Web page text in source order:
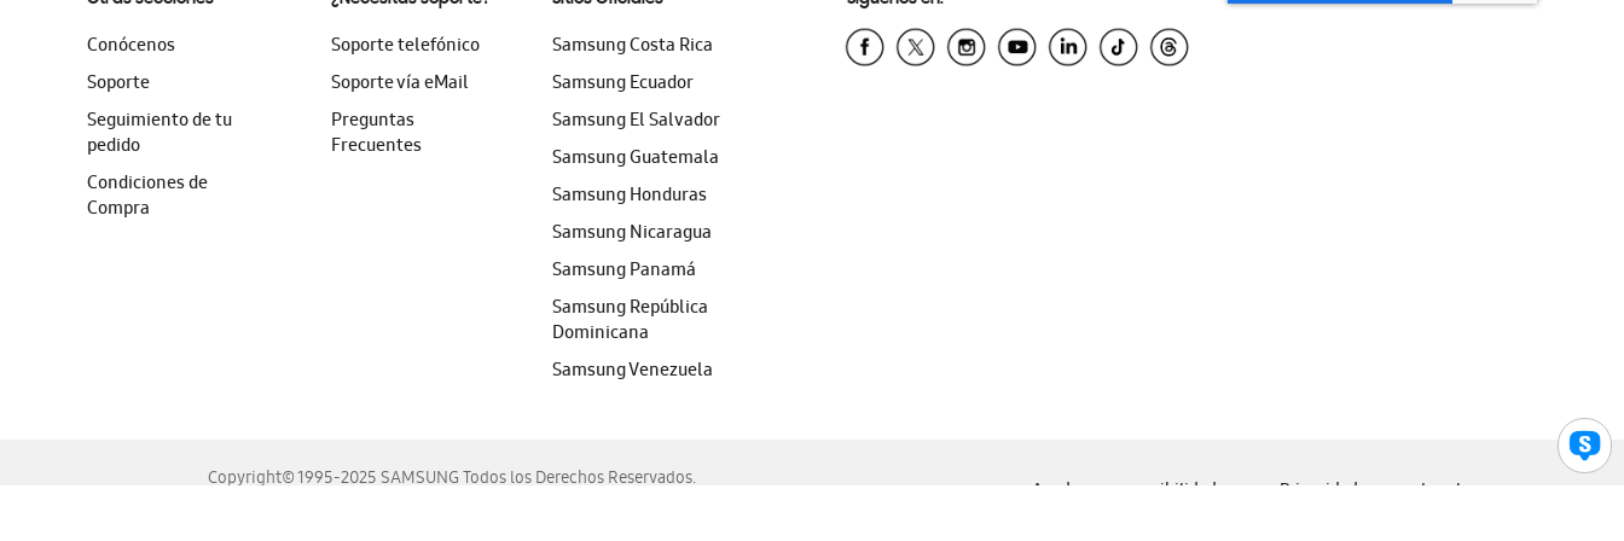
Conócenos
Soporte
Seguimiento de tu
pedido
Condiciones de
Compra
Soporte telefónico
Soporte vía eMail
Preguntas
Frecuentes
Samsung Costa Rica
Samsung Ecuador
Samsung El Salvador
Samsung Guatemala
Samsung Honduras
Samsung Nicaragua
Samsung Panamá
Samsung República
Dominicana
Samsung Venezuela
Copyright© 1995-2025 SAMSUNG Todos los Derechos Reservados.
Ayuda para accesibilidad Privacidad Legal